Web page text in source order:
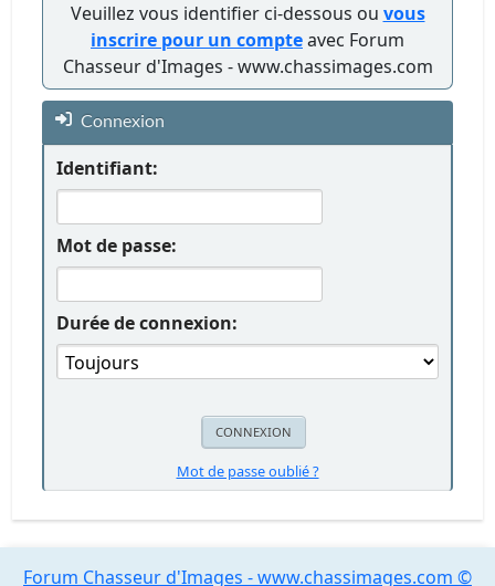
Veuillez vous identifier ci-dessous ou vous
inscrire pour un compteavec Forum
Chasseur d'Images - www.chassimages.com
Connexion
Identifiant:
Mot de passe:
Durée de connexion:
Mot de passe oublié ?
Forum Chasseur d'Images - www.chassimages.com ©